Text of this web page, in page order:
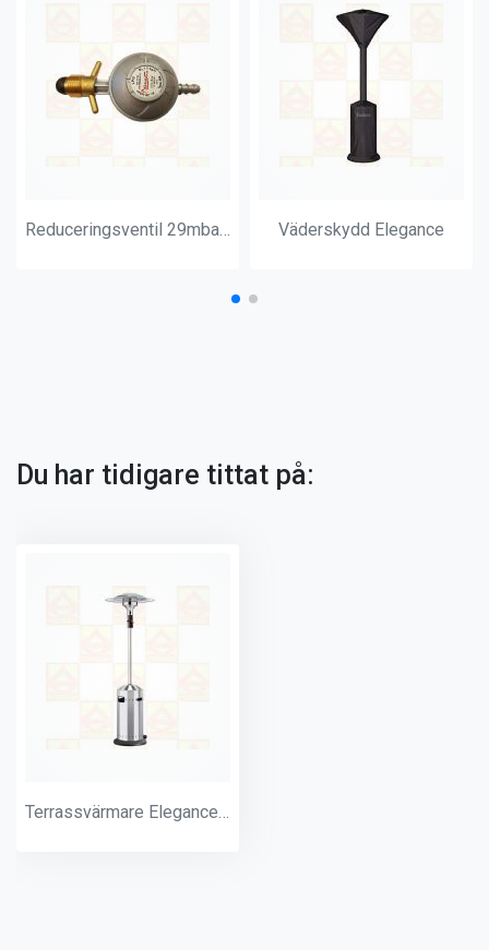
Reduceringsventil 29mbar 8 mm Väderskydd Elegance
Du har tidigare tittat på:
Terrassvärmare Elegance 8kW